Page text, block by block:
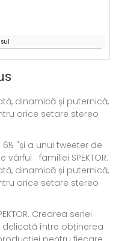
dinamică și puternică,
orice setare stereo
"și a unui tweeter de
familiei SPEKTOR.
dinamică și puternică,
orice setare stereo
Crearea seriei
delicată între obținerea